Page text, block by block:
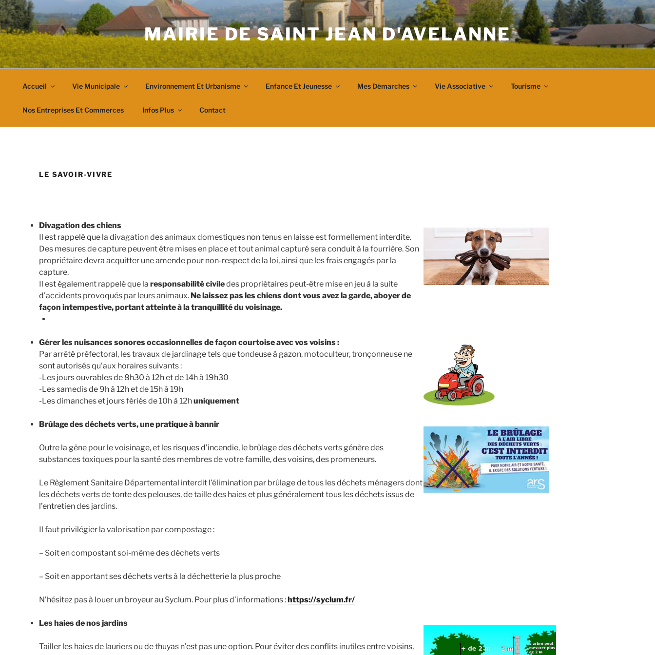
Aller
au
contenu
principal
MAIRIE DE SAINT JEAN D'AVELANNE
Accueil Vie Municipale Environnement Et Urbanisme Enfance Et Jeunesse Mes Démarches Vie Associative Tourisme
Nos Entreprises Et Commerces Infos Plus Contact
LE SAVOIR-VIVRE
Divagation des chiens
Il est rappelé que la divagation des animaux domestiques non tenus en laisse est formellement interdite.
Des mesures de capture peuvent être mises en place et tout animal capturé sera conduit à la fourrière. Son
propriétaire devra acquitter une amende pour non-respect de la loi, ainsi que les frais engagés par la
capture.
Il est également rappelé que la responsabilité civiledes propriétaires peut-être mise en jeu à la suite
d’accidents provoqués par leurs animaux. Ne laissez pas les chiens dont vous avez la garde, aboyer de
façon intempestive, portant atteinte à la tranquillité du voisinage.
Gérer les nuisances sonores occasionnelles de façon courtoise avec vos voisins :
Par arrêté préfectoral, les travaux de jardinage tels que tondeuse à gazon, motoculteur, tronçonneuse ne
sont autorisés qu’aux horaires suivants :
-Les jours ouvrables de 8h30 à 12h et de 14h à 19h30
-Les samedis de 9h à 12h et de 15h à 19h
-Les dimanches et jours fériés de 10h à 12huniquement
Brûlage des déchets verts, une pratique à bannir
Outre la gêne pour le voisinage, et les risques d’incendie, le brûlage des déchets verts génère des
substances toxiques pour la santé des membres de votre famille, des voisins, des promeneurs.
Le Règlement Sanitaire Départemental interdit l’élimination par brûlage de tous les déchets ménagers dont
les déchets verts de tonte des pelouses, de taille des haies et plus généralement tous les déchets issus de
l’entretien des jardins.
Il faut privilégier la valorisation par compostage :
– Soit en compostant soi-même des déchets verts
– Soit en apportant ses déchets verts à la déchetterie la plus proche
N’hésitez pas à louer un broyeur au Syclum. Pour plus d’informations :https://syclum.fr/
Les haies de nos jardins
Tailler les haies de lauriers ou de thuyas n’est pas une option. Pour éviter des conflits inutiles entre voisins,